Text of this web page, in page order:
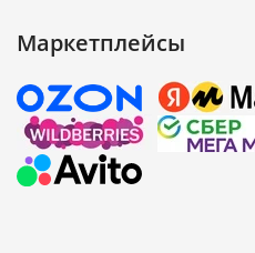
Маркетплейсы